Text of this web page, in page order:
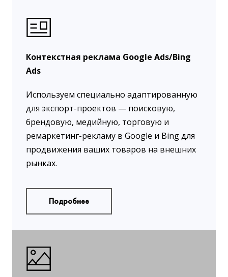
Контекстная реклама Google Ads/Bing
Ads
Используем специально адаптированную
для экспорт-проектов — поисковую,
брендовую, медийную, торговую и
ремаркетинг-рекламу в Google и Bing для
продвижения ваших товаров на внешних
рынках.
Подробнее